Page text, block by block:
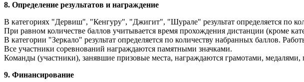
8. Определение результатов и награждение
В категориях "Дервиш", "Кенгуру", "Джигит", "Шурале" результат определяется по
При равном количестве баллов учитывается время прохождения дистанции (кроме
В категории "Зеркало" результат определяется по количеству набранных баллов.
Все участники соревнований награждаются памятными значками.
Команды (участники), занявшие призовые места, награждаются грамотами, медалями,
9. Финансирование